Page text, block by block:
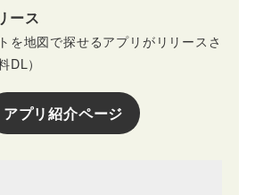
ース
を地図で探せるアプリがリリースさ
DL）
アプリ紹介ページ